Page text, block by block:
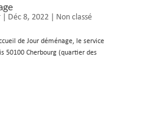
| Déc 8, 2022| Non classé
de Jour déménage, le service
50100 Cherbourg (quartier des